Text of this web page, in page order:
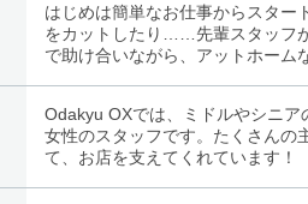
はじめは簡単なお仕事からスター
をカットしたり……先輩スタッフ
で助け合いながら、アットホー
Odakyu OXでは、ミドルやシニ
女性のスタッフです。たくさんの
て、お店を支えてくれています！